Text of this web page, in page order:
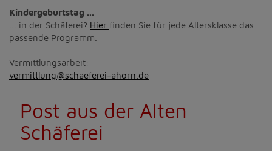
Kindergeburtstag ...
... in der Schäferei? Hier finden Sie für jede Altersklasse das
passende Programm.
Vermittlungsarbeit:
vermittlung@schaeferei-ahorn.de
Post aus der Alten
Schäferei